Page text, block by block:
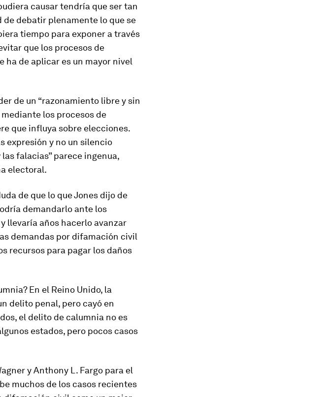
causar tendría que ser tan
debatir plenamente lo que se
tiempo para exponer a través
que los procesos de
ha de aplicar es un mayor nivel
de un “razonamiento libre y sin
los procesos de
que influya sobre elecciones.
expresión y no un silencio
falacias” parece ingenua,
electoral.
de que lo que Jones dijo de
demandarlo ante los
llevaría años hacerlo avanzar
demandas por difamación civil
recursos para pagar los daños
En el Reino Unido, la
delito penal, pero cayó en
el delito de calumnia no es
estados, pero pocos casos
y Anthony L. Fargo para el
muchos de los casos recientes